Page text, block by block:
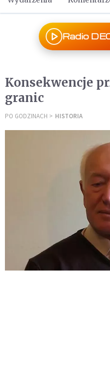
Radio
Konsekwencje
granic
PO GODZINACH HISTORIA